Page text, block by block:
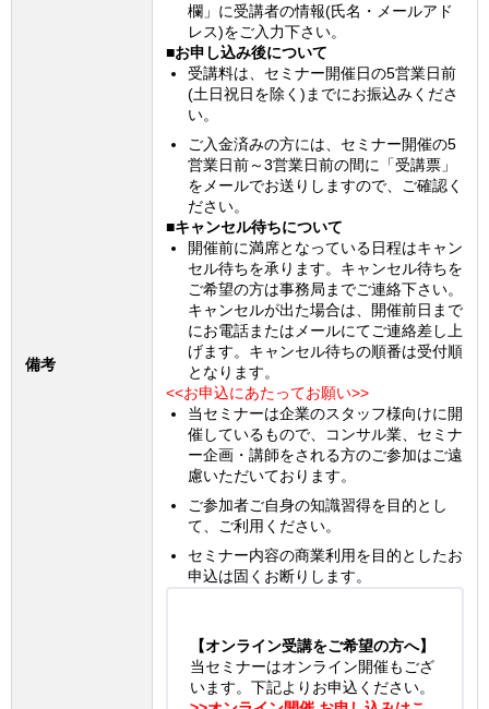
備考
欄」に受講者の情報(氏名・メールアド
レス)をご入力下さい。
■お申し込み後について
受講料は、セミナー開催日の5営業日前
(土日祝日を除く)までにお振込みくださ
い。
ご入金済みの方には、セミナー開催の5
営業日前～3営業日前の間に「受講票」
をメールでお送りしますので、ご確認く
ださい。
■キャンセル待ちについて
開催前に満席となっている日程はキャン
セル待ちを承ります。キャンセル待ちを
ご希望の方は事務局までご連絡下さい。
キャンセルが出た場合は、開催前日まで
にお電話またはメールにてご連絡差し上
げます。キャンセル待ちの順番は受付順
となります。
<<お申込にあたってお願い>>
当セミナーは企業のスタッフ様向けに開
催しているもので、コンサル業、セミナ
ー企画・講師をされる方のご参加はご遠
慮いただいております。
ご参加者ご自身の知識習得を目的とし
て、ご利用ください。
セミナー内容の商業利用を目的としたお
申込は固くお断りします。
【オンライン受講をご希望の方へ】
当セミナーはオンライン開催もござ
います。下記よりお申込ください。